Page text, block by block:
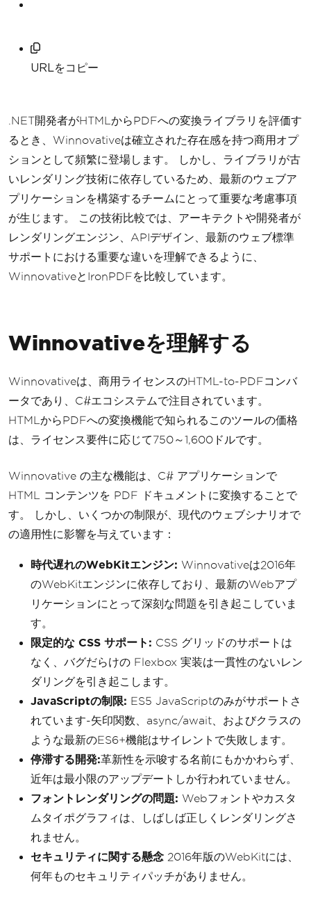
URLをコピー
.NET開発者がHTMLからPDFへの変換ライブラリを評価す
るとき、Winnovativeは確立された存在感を持つ商用オプ
ションとして頻繁に登場します。 しかし、ライブラリが古
いレンダリング技術に依存しているため、最新のウェブア
プリケーションを構築するチームにとって重要な考慮事項
が生じます。 この技術比較では、アーキテクトや開発者が
レンダリングエンジン、APIデザイン、最新のウェブ標準
サポートにおける重要な違いを理解できるように、
WinnovativeとIronPDFを比較しています。
Winnovativeを理解する
Winnovativeは、商用ライセンスのHTML-to-PDFコンバ
ータであり、C#エコシステムで注目されています。
HTMLからPDFへの変換機能で知られるこのツールの価格
は、ライセンス要件に応じて750～1,600ドルです。
Winnovative の主な機能は、C# アプリケーションで
HTML コンテンツを PDF ドキュメントに変換することで
す。 しかし、いくつかの制限が、現代のウェブシナリオで
の適用性に影響を与えています：
時代遅れのWebKitエンジン: Winnovativeは2016年
のWebKitエンジンに依存しており、最新のWebアプ
リケーションにとって深刻な問題を引き起こしていま
す。
限定的な CSS サポート: CSS グリッドのサポートは
なく、バグだらけの Flexbox 実装は一貫性のないレン
ダリングを引き起こします。
JavaScriptの制限: ES5 JavaScriptのみがサポートさ
れています-矢印関数、async/await、およびクラスの
ような最新のES6+機能はサイレントで失敗します。
停滞する開発:革新性を示唆する名前にもかかわらず、
近年は最小限のアップデートしか行われていません。
フォントレンダリングの問題: Webフォントやカスタ
ムタイポグラフィは、しばしば正しくレンダリングさ
れません。
セキュリティに関する懸念 2016年版のWebKitには、
何年ものセキュリティパッチがありません。